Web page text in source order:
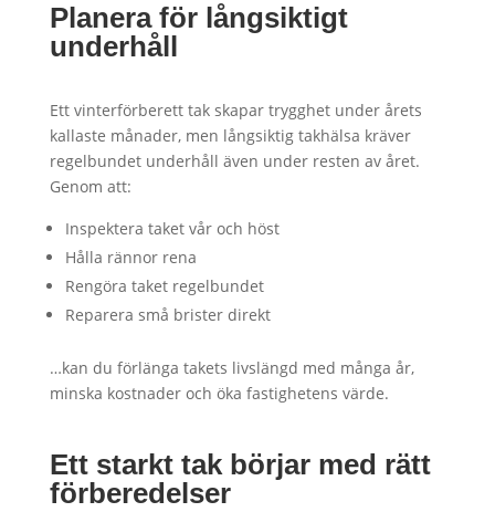
Planera för långsiktigt
underhåll
Ett vinterförberett tak skapar trygghet under årets
kallaste månader, men långsiktig takhälsa kräver
regelbundet underhåll även under resten av året.
Genom att:
Inspektera taket vår och höst
Hålla rännor rena
Rengöra taket regelbundet
Reparera små brister direkt
…kan du förlänga takets livslängd med många år,
minska kostnader och öka fastighetens värde.
Ett starkt tak börjar med rätt
förberedelser